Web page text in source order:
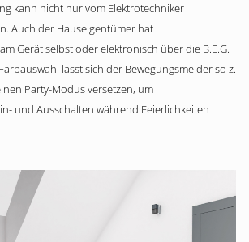
kann nicht nur vom Elektrotechniker
Auch der Hauseigentümer hat
Gerät selbst oder elektronisch über die B.E.G.
lässt sich der Bewegungsmelder so z.
Party-Modus versetzen, um
und Ausschalten während Feierlichkeiten